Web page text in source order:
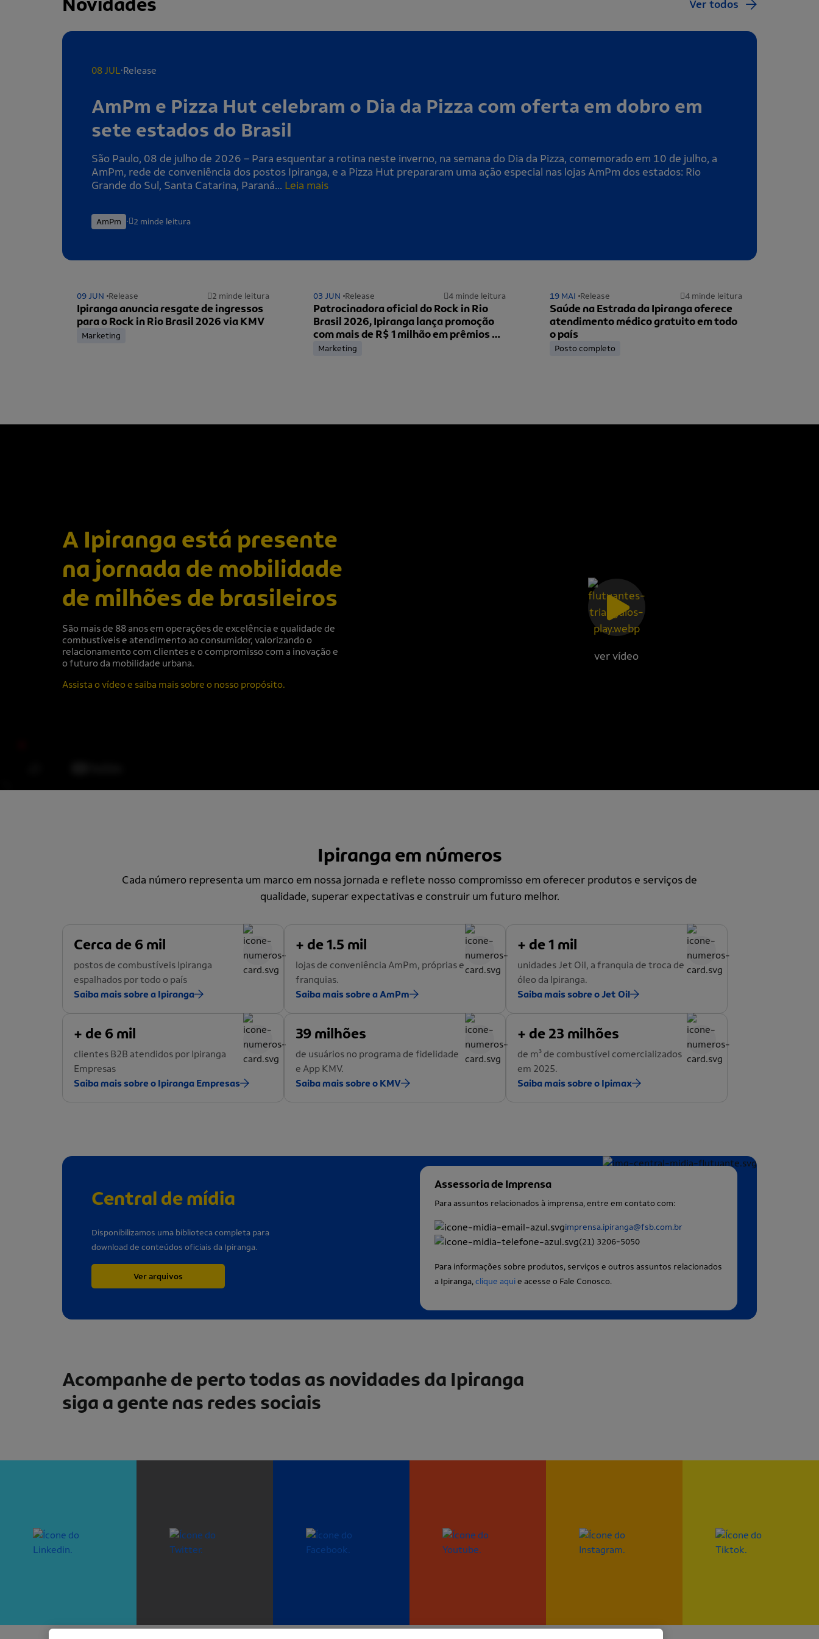
Ver todos
08 JUL.Release
AmPm e Pizza Hut celebram o Dia da Pizza com oferta em dobro em
sete estados do Brasil
São Paulo, 08 de julho de 2026 – Para esquentar a rotina neste inverno, na semana do Dia da Pizza, comemorado em 10 de julho, a
AmPm, rede de conveniência dos postos Ipiranga, e a Pizza Hut prepararam uma ação especial nas lojas AmPm dos estados: Rio
Grande do Sul, Santa Catarina, Paraná... Leia mais
AmPm . 2 minde leitura
09 JUN Release 2 minde leitura
Ipiranga anuncia resgate de ingressos
para o Rock in Rio Brasil 2026 via KMV
Marketing
03 JUN Release 4 minde leitura
Patrocinadora oficial do Rock in Rio
Brasil 2026, Ipiranga lança promoção
com mais de R$ 1 milhão em prêmios e
ingressos para o festival
Marketing
19 MAI Release 4 minde leitura
Saúde na Estrada da Ipiranga oferece
atendimento médico gratuito em todo
o país
Posto completo
A Ipiranga está presente
na jornada de mobilidade
de milhões de brasileiros
São mais de 88 anos em operações de excelência e qualidade de
combustíveis e atendimento ao consumidor, valorizando o
relacionamento com clientes e o compromisso com a inovação e
o futuro da mobilidade urbana.
Assista o vídeo e saiba mais sobre o nosso propósito.
ver vídeo
Ipiranga em números
Cada número representa um marco em nossa jornada e reflete nosso compromisso em oferecer produtos e serviços de
qualidade, superar expectativas e construir um futuro melhor.
Cerca de 6 mil
postos de combustíveis Ipiranga
espalhados por todo o país
Saiba mais sobre a Ipiranga
+ de 1.5 mil
lojas de conveniência AmPm, próprias e
franquias.
Saiba mais sobre a AmPm
+ de 1 mil
unidades Jet Oil, a franquia de troca de
óleo da Ipiranga.
Saiba mais sobre o Jet Oil
+ de 6 mil
clientes B2B atendidos por Ipiranga
Empresas
Saiba mais sobre o Ipiranga Empresas
39 milhões
de usuários no programa de fidelidade
e App KMV.
Saiba mais sobre o KMV
+ de 23 milhões
de m³ de combustível comercializados
em 2025.
Saiba mais sobre o Ipimax
Central de mídia
Disponibilizamos uma biblioteca completa para
download de conteúdos oficiais da Ipiranga.
Ver arquivos
Assessoria de Imprensa
Para assuntos relacionados à imprensa, entre em contato com:
imprensa.ipiranga@fsb.com.br
(21) 3206-5050
Para informações sobre produtos, serviços e outros assuntos relacionados
a Ipiranga,clique aquie acesse o Fale Conosco.
Acompanhe de perto todas as novidades da Ipiranga
siga a gente nas redes sociais